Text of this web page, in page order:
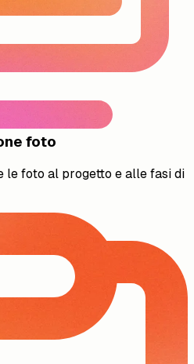
foto
le foto al progetto e alle fasi di